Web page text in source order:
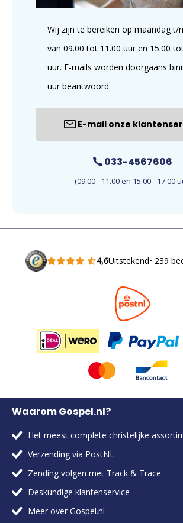
Wij zijn te bereiken op maandag t/
van 09.00 tot 11.00 uur en 15.00
uur. E-mails worden doorgaans
uur beantwoord.
E-mail onze
033-4567606
(09.00 - 11.00 en 15.00 - 17.00
4,6Uitstekend• 239
Waarom Gospel.nl?
Het meest complete christelijke
Verzending via PostNL
Zending volgen met Track & Trace
Deskundige klantenservice
Meer over Gospel.nl